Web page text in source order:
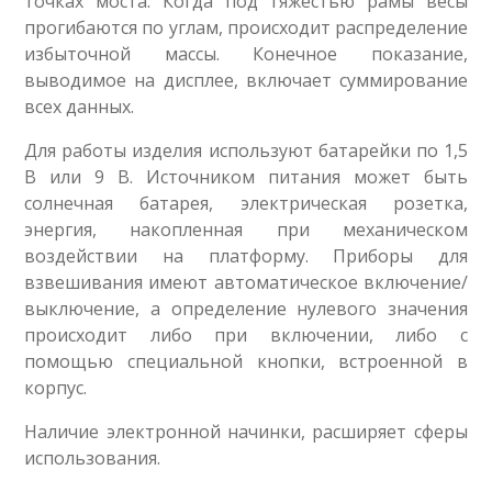
прогибаются по углам, происходит распределение
избыточной массы. Конечное показание,
выводимое на дисплее, включает суммирование
всех данных.
Для работы изделия используют батарейки по 1,5
В или 9 В. Источником питания может быть
солнечная батарея, электрическая розетка,
энергия, накопленная при механическом
воздействии на платформу. Приборы для
взвешивания имеют автоматическое включение/
выключение, а определение нулевого значения
происходит либо при включении, либо с
помощью специальной кнопки, встроенной в
корпус.
Наличие электронной начинки, расширяет сферы
использования.